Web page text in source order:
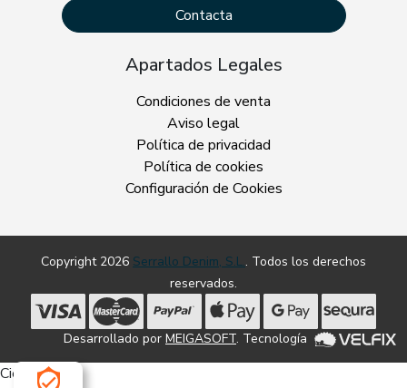
Contacta
Apartados Legales
Condiciones de venta
Aviso legal
Política de privacidad
Política de cookies
Configuración de Cookies
Copyright 2026 Serrallo Denim, S.L.. Todos los derechos
reservados.
Desarrollado por MEIGASOFT. Tecnología
Cierra